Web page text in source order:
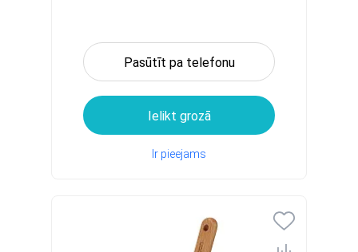
Pasūtīt pa telefonu
Ielikt grozā
Ir pieejams